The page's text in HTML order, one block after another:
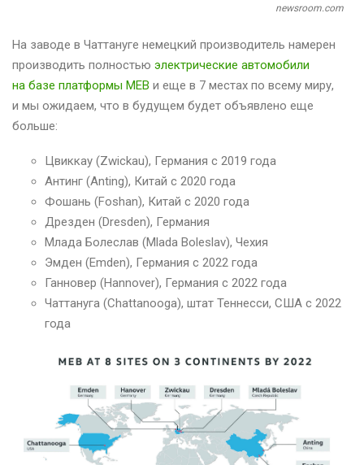
newsroom.com
На заводе в Чаттануге немецкий производитель намерен
производить полностью электрические автомобили
на базе платформы MEB и еще в 7 местах по всему миру,
и мы ожидаем, что в будущем будет объявлено еще
больше:
Цвиккау (Zwickau), Германия с 2019 года
Антинг (Anting), Китай с 2020 года
Фошань (Foshan), Китай с 2020 года
Дрезден (Dresden), Германия
Млада Болеслав (Mlada Boleslav), Чехия
Эмден (Emden), Германия с 2022 года
Ганновер (Hannover), Германия с 2022 года
Чаттануга (Chattanooga), штат Теннесси, США с 2022
года